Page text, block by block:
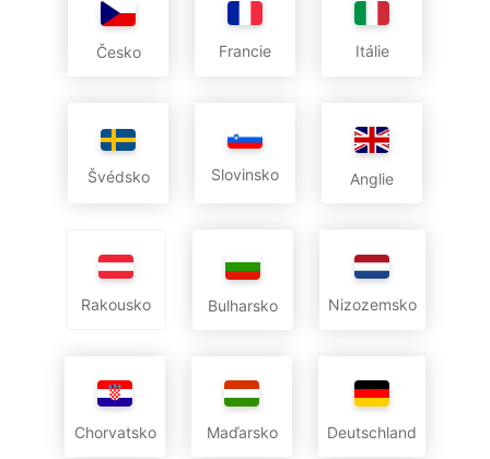
Česko Francie Itálie
Švédsko Slovinsko Anglie
Rakousko Bulharsko Nizozemsko
Chorvatsko Maďarsko Deutschland